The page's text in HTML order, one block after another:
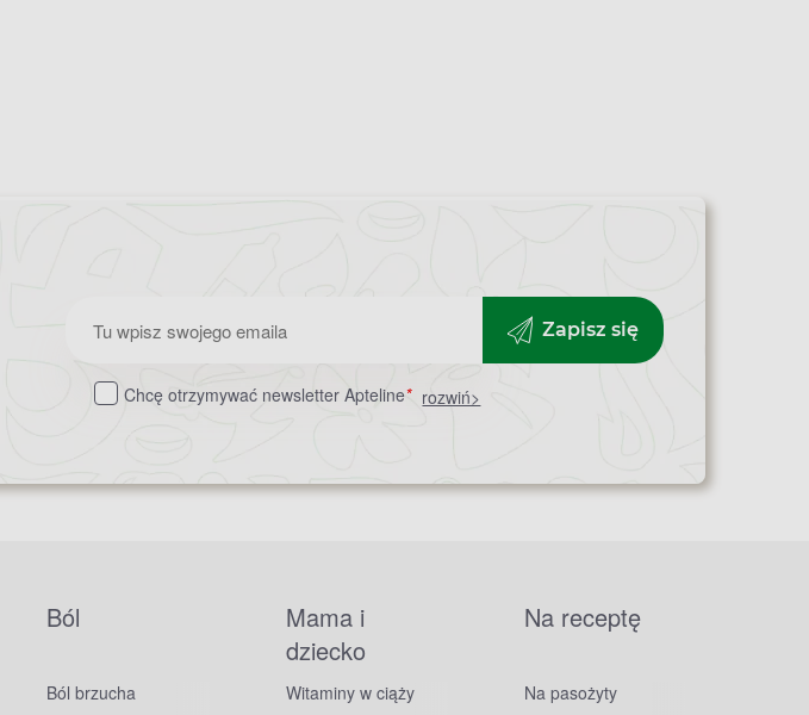
Zapisz
do
Zapisz się
Chcę otrzymywać newsletter Apteline* rozwiń>
Ból
Ból brzucha
Mama i
dziecko
Witaminy w ciąży
Na receptę
Na pasożyty